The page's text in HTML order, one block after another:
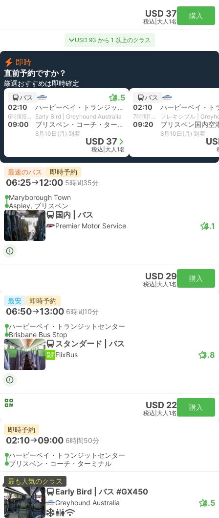
USD 37
税込 大人1名
購入
USD 93 から 1 以上のクラス
即時
直前予約ですか？
厳選おすすめは即時確定
バス
4.5
02:10 ハービーベイ・トランジットセンター
6時間50分 Early Bird | Greyhound Australia
09:00 ブリスベン・コーチ・ターミナル
8月10日(月) 到着
USD 37
税込 大人1名
バス
02:10
7時間10分
09:20
8月10日(月) 到着
最速のバス 即時予約
06:25 12:00 5時間35分
Maryborough Town
Aspley, ブリスベン
国内 | バス
Premier Motor Service 4.1
USD 29
税込 大人1名
購入
最安 即時予約
06:50 13:00 6時間10分
ハービーベイ・トランジットセンター
Brisbane Bus Stop
スタンダード | バス
FlixBus 3.8
USD 22
税込 大人1名
購入
即時予約
02:10 09:00 6時間50分
ハービーベイ・トランジットセンター
ブリスベン・コーチ・ターミナル
最も人気のクラス
Early Bird | バス #GX450
Greyhound Australia 4.5